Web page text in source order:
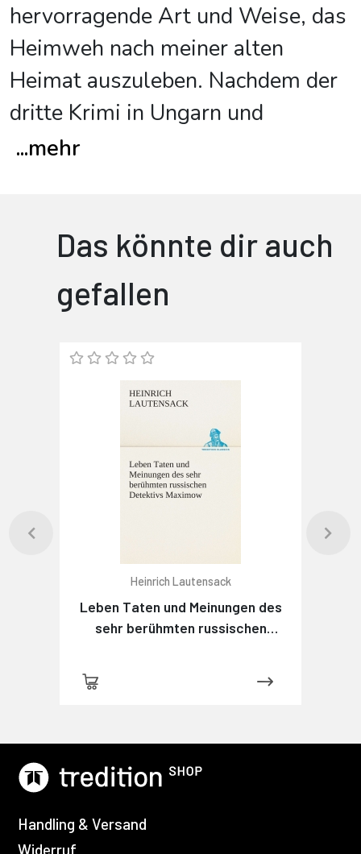
hervorragende Art und Weise, das
Heimweh nach meiner alten
Heimat auszuleben. Nachdem der
dritte Krimi in Ungarn und
...mehr
Das könnte dir auch
gefallen
Heinrich Lautensack
Leben Taten und Meinungen des
sehr berühmten russischen
Handling & Versand
Widerruf